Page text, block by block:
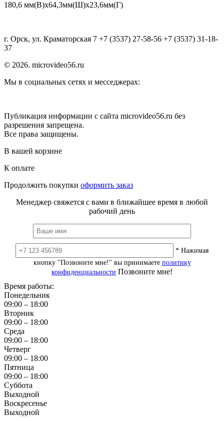
180,6 мм(В)х64,3мм(Ш)х23,6мм(Г)
г. Орск, ул. Краматорская 7 +7 (3537) 27-58-56 +7 (3537) 31-18-
37
© 2026. microvideo56.ru
Мы в социальных сетях и месседжерах:
Публикация информации с сайта microvideo56.ru без
разрешения запрещена.
Все права защищены.
В вашей корзине
К оплате
Продолжить покупки оформить заказ
Менеджер свяжется с вами в ближайшее время в любой
рабочий день
* Нажимая
кнопку "Позвоните мне!" вы принимаете политику
конфиденциальности Позвоните мне!
Время работы:
Понедельник
09:00 – 18:00
Вторник
09:00 – 18:00
Среда
09:00 – 18:00
Четверг
09:00 – 18:00
Пятница
09:00 – 18:00
Суббота
Выходной
Воскресенье
Выходной